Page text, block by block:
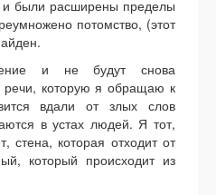
были расширены пределы
потомство, (этот
и не будут снова
которую я обращаю к
вдали от злых слов
в устах людей. Я тот,
стена, которая отходит от
который происходит из